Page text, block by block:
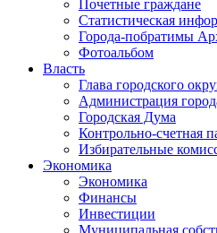
Почетные граждане
Статистическая
Города-побратимы
Фотоальбом
Власть
Глава городского
Администрация
Городская Дума
Контрольно-счетная
Избирательные
Экономика
Экономика
Финансы
Инвестиции
Муниципальная